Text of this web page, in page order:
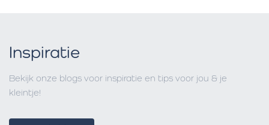
Inspiratie
Bekijk onze blogs voor inspiratie en tips voor jou & je
kleintje!